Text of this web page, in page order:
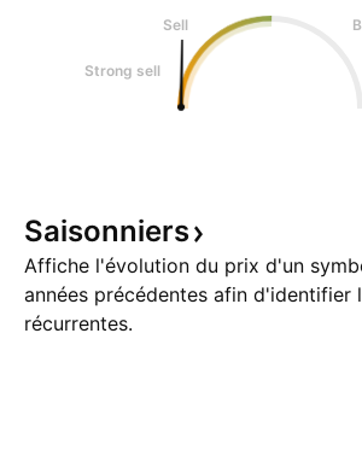
Sell
Strong sell
Saisonniers
Affiche l'évolution du prix d'un
années précédentes afin d'identifier
récurrentes.